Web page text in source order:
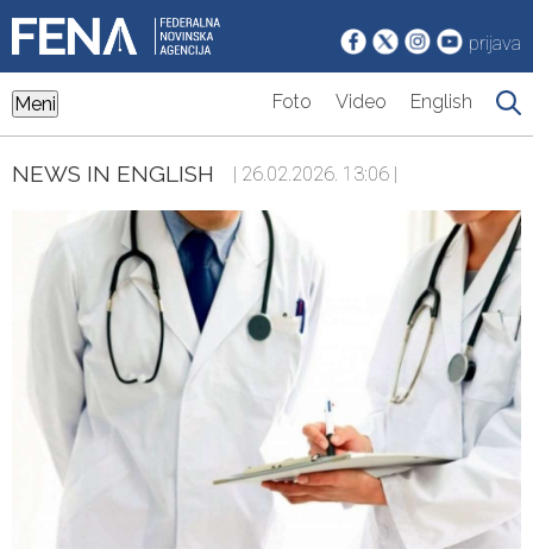
prijava
Meni Foto Video English
NEWS IN ENGLISH | 26.02.2026. 13:06 |